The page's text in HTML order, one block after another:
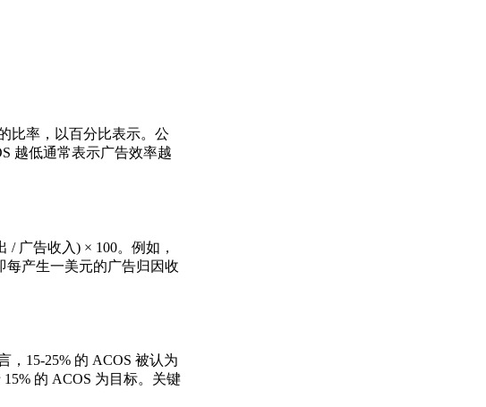
比率，以百分比表示。公
越低通常表示广告效率越
广告收入) × 100。例如，
每产生一美元的广告归因收
，15-25% 的 ACOS 被认为
的 ACOS 为目标。关键